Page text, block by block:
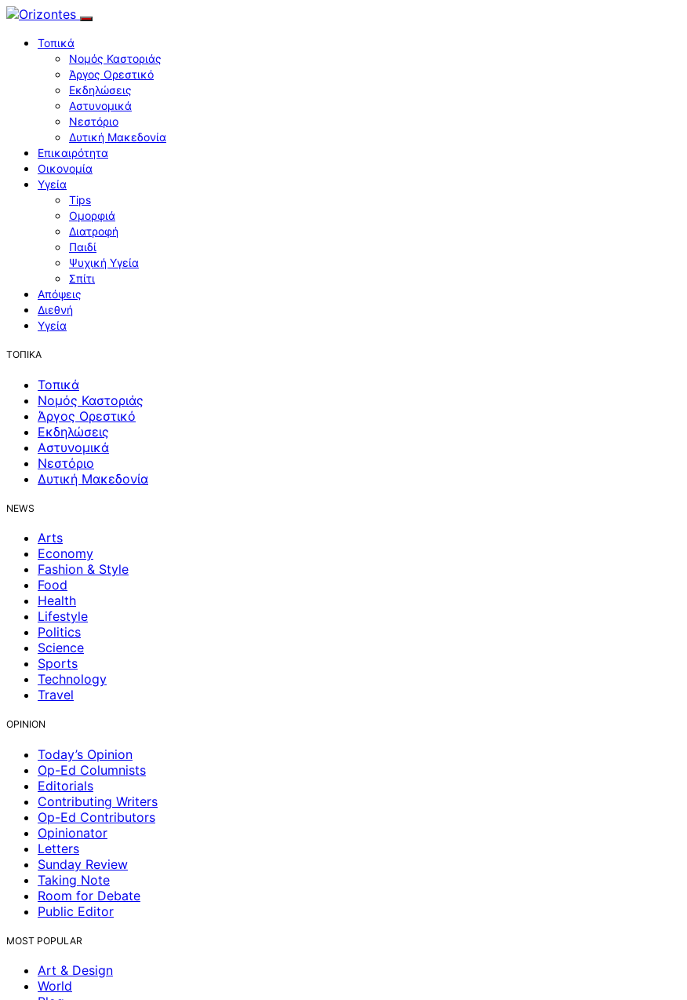
Τοπικά
Νομός Καστοριάς
Άργος Ορεστικό
Εκδηλώσεις
Αστυνομικά
Νεστόριο
Δυτική Μακεδονία
Επικαιρότητα
Οικονομία
Υγεία
Tips
Ομορφιά
Διατροφή
Παιδί
Ψυχική Υγεία
Σπίτι
Απόψεις
Διεθνή
Υγεία
ΤΟΠΙΚΑ
Τοπικά
Νομός Καστοριάς
Άργος Ορεστικό
Εκδηλώσεις
Αστυνομικά
Νεστόριο
Δυτική Μακεδονία
NEWS
Arts
Economy
Fashion & Style
Food
Health
Lifestyle
Politics
Science
Sports
Technology
Travel
OPINION
Today’s Opinion
Op-Ed Columnists
Editorials
Contributing Writers
Op-Ed Contributors
Opinionator
Letters
Sunday Review
Taking Note
Room for Debate
Public Editor
MOST POPULAR
Art & Design
World